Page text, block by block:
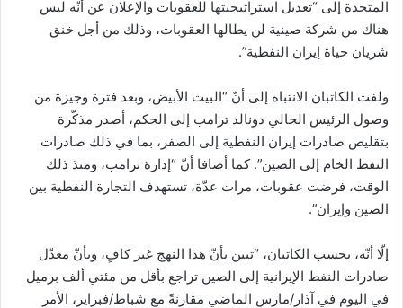
المتحدة إلى “تعديل استراتيجيتها للعقوبات والإعلان عن أنّه ليس
هناك من شركة صينية لن يطالها العقوبات، وذلك من أجل خنق
شريان حياة إيران النفطية”.
ولفت الكاتبان الانتباه إلى أنّ “البيت الأبيض، وبعد فترة وجيزة من
وصول الرئيس الحالي دونالد ترامب إلى الحكم، أصدر مذكّرة
بتقليص صادرات إيران النفطية إلى الصفر، بما في ذلك صادرات
النفط الخام إلى الصين”. كما أضافا أنّ “إدارة ترامب، ومنذ ذلك
الوقت، فرضت عقوبات، مرات عدّة، تستهدف التجارة النفطية بين
الصين وإيران”.
إلّا أنّه، بحسب الكاتبان، “تبين بأنّ هذا النهج غير كافٍ، وبأنّ معدّل
صادرات النفط الإيرانية إلى الصين تراجع بأقل من مئتي ألف برميل
في اليوم في آذار/مارس الماضي مقارنةً مع شباط/فبراير، الأمر